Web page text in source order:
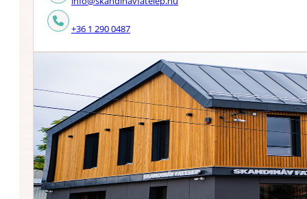
+36 1 290 0487